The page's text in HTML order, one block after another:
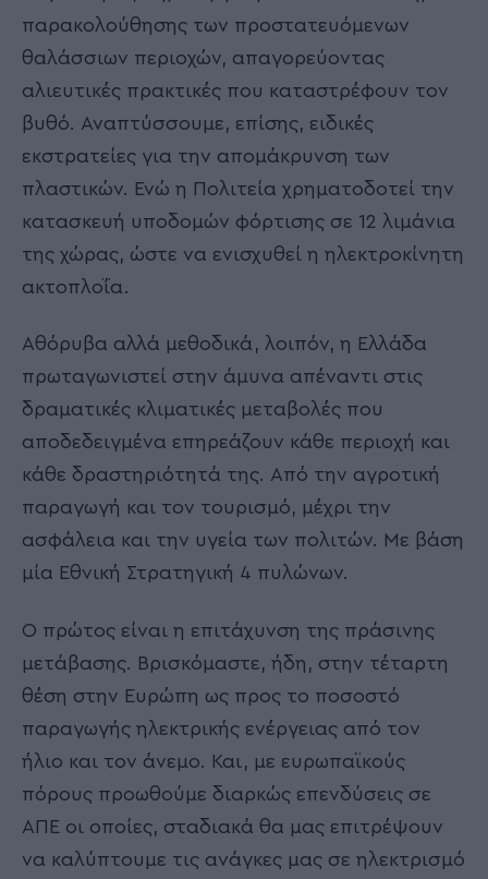
παρακολούθησης των προστατευόμενων
θαλάσσιων περιοχών, απαγορεύοντας
αλιευτικές πρακτικές που καταστρέφουν τον
βυθό. Αναπτύσσουμε, επίσης, ειδικές
εκστρατείες για την απομάκρυνση των
πλαστικών. Ενώ η Πολιτεία χρηματοδοτεί την
κατασκευή υποδομών φόρτισης σε 12 λιμάνια
της χώρας, ώστε να ενισχυθεί η ηλεκτροκίνητη
ακτοπλοΐα.
Αθόρυβα αλλά μεθοδικά, λοιπόν, η Ελλάδα
πρωταγωνιστεί στην άμυνα απέναντι στις
δραματικές κλιματικές μεταβολές που
αποδεδειγμένα επηρεάζουν κάθε περιοχή και
κάθε δραστηριότητά της. Από την αγροτική
παραγωγή και τον τουρισμό, μέχρι την
ασφάλεια και την υγεία των πολιτών. Με βάση
μία Εθνική Στρατηγική 4 πυλώνων.
Ο πρώτος είναι η επιτάχυνση της πράσινης
μετάβασης. Βρισκόμαστε, ήδη, στην τέταρτη
θέση στην Ευρώπη ως προς το ποσοστό
παραγωγής ηλεκτρικής ενέργειας από τον
ήλιο και τον άνεμο. Και, με ευρωπαϊκούς
πόρους προωθούμε διαρκώς επενδύσεις σε
ΑΠΕ οι οποίες, σταδιακά θα μας επιτρέψουν
να καλύπτουμε τις ανάγκες μας σε ηλεκτρισμό